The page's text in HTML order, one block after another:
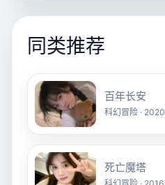
同类推荐
百年长安
科幻冒险 · 2020
死亡魔塔